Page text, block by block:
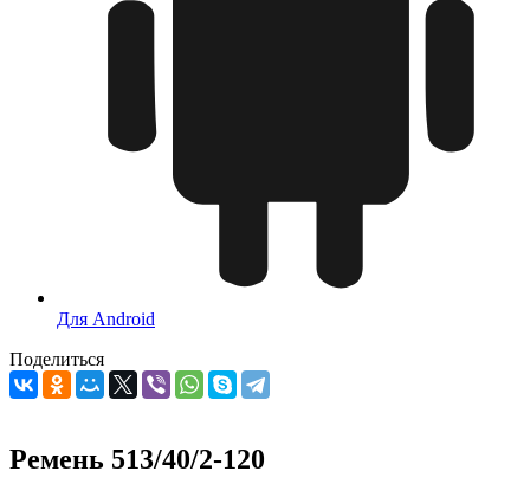
Для Android
Поделиться
Ремень 513/40/2-120